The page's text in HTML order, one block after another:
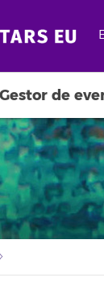
Gestor de